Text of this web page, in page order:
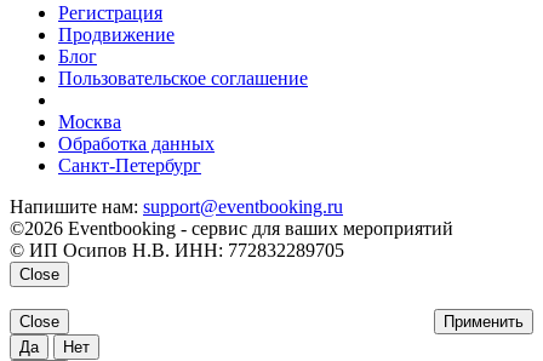
Регистрация
Продвижение
Блог
Пользовательское соглашение
Москва
Обработка данных
Санкт-Петербург
Напишите нам: support@eventbooking.ru
©2026 Eventbooking - сервис для ваших мероприятий
© ИП Осипов Н.В. ИНН: 772832289705
Close
Применить
Close
Да
Нет